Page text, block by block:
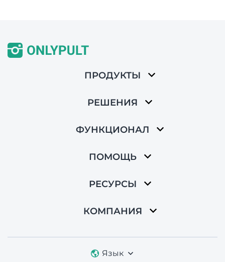
ПРОДУКТЫ
РЕШЕНИЯ
ФУНКЦИОНАЛ
ПОМОЩЬ
РЕСУРСЫ
КОМПАНИЯ
Язык